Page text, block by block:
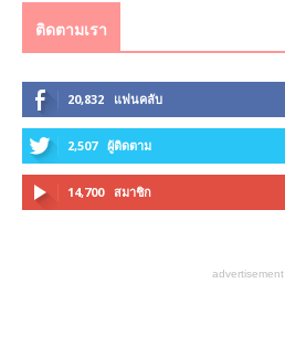
ติดตามเรา
20,832 แฟนคลับ
2,507 ผู้ติดตาม
14,700 สมาชิก
advertisement